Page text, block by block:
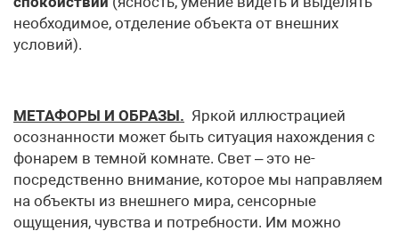
не­обходимое, отделение объекта от внешних
условий).
МЕТАФОРЫ И ОБРАЗЫ. Яркой иллюстрацией
осознанности может быть ситуация нахождения с
фонарем в темной комнате. Свет – это не­
посредственно внимание, которое мы направляем
на объекты из вне­шнего мира, сенсорные
ощущения, чувства и потребности. Им можно